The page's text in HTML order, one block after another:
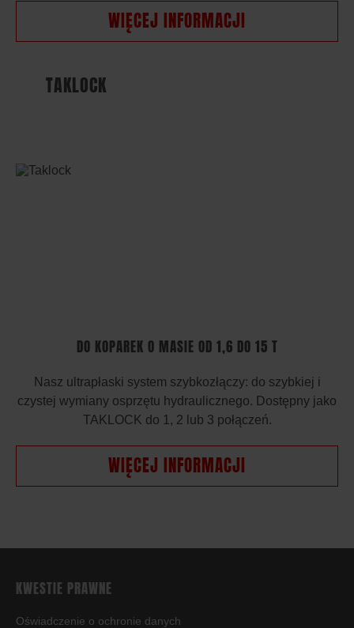
WIĘCEJ INFORMACJI
TAKLOCK
DO KOPAREK O MASIE OD 1,6 DO 15 T
Nasz ultrapłaski system szybkozłączy: do szybkiej i
czystej wymiany osprzętu hydraulicznego. Dostępny jako
TAKLOCK do 1, 2 lub 3 połączeń.
WIĘCEJ INFORMACJI
KWESTIE PRAWNE
Oświadczenie o ochronie danych